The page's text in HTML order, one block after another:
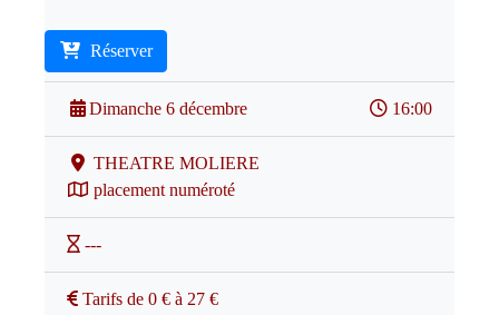
Réserver
Dimanche 6 décembre 16:00
THEATRE MOLIERE
placement numéroté
---
Tarifs de 0 € à 27 €